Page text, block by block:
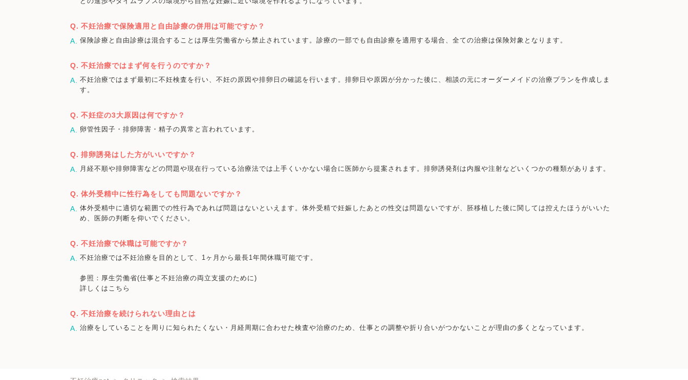
不妊治療で保険適用と自由診療の併用は可能ですか？
保険診療と自由診療は混合することは厚生労働省から禁止されています。診療の一部でも自由診療を適用する場合、全ての治療は保険対象となります。
不妊治療ではまず何を行うのですか？
不妊治療ではまず最初に不妊検査を行い、不妊の原因や排卵日の確認を行います。排卵日や原因が分かった後に、相談の元にオーダーメイドの治療プランを作成しま
す。
不妊症の3大原因は何ですか？
卵管性因子・排卵障害・精子の異常と言われています。
排卵誘発はした方がいいですか？
月経不順や排卵障害などの問題や現在行っている治療法では上手くいかない場合に医師から提案されます。排卵誘発剤は内服や注射などいくつかの種類があります。
体外受精中に性行為をしても問題ないですか？
体外受精中に適切な範囲での性行為であれば問題はないといえます。体外受精で妊娠したあとの性交は問題ないですが、胚移植した後に関しては控えたほうがいいた
め、医師の判断を仰いでください。
不妊治療で休職は可能ですか？
不妊治療では不妊治療を目的として、1ヶ月から最長1年間休職可能です。
参照：厚生労働省(仕事と不妊治療の両立支援のために)
詳しくはこちら
不妊治療を続けられない理由とは
治療をしていることを周りに知られたくない・月経周期に合わせた検査や治療のため、仕事との調整や折り合いがつかないことが理由の多くとなっています。